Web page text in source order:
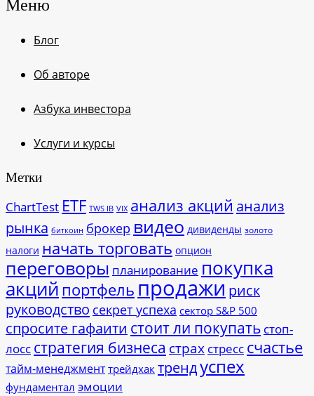
Меню
Блог
Об авторе
Азбука инвестора
Услуги и курсы
Метки
ChartTest ETF TWS IB VIX анализ акций анализ
рынка биткоин брокер видео дивиденды золото
налоги начать торговать опцион
переговоры планирование покупка
акций портфель продажи риск
руководство секрет успеха сектор S&P 500
спросите гафаити стоит ли покупать стоп-
лосс стратегия бизнеса страх стресс счастье
тайм-менеджмент трейдхак трендуспех
фундаментал эмоции